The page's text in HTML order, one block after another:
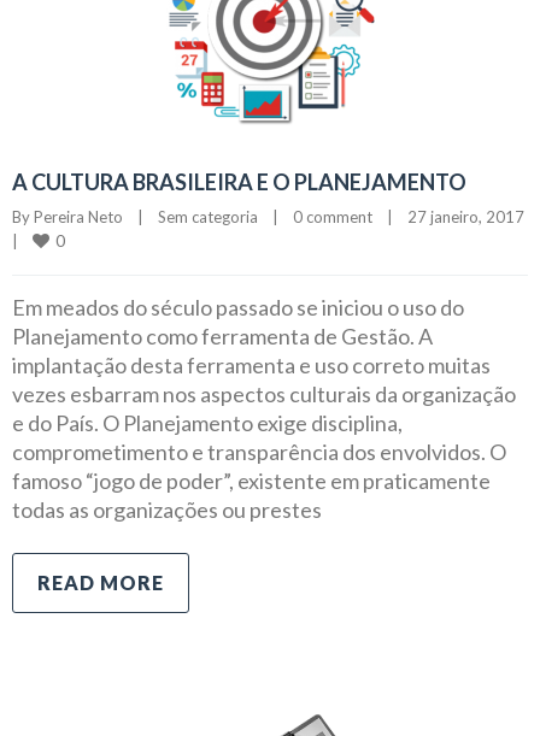
A CULTURA BRASILEIRA E O PLANEJAMENTO
By Pereira Neto | Sem categoria | 0 comment |
|
0
Em meados do século passado se iniciou o uso do
Planejamento como ferramenta de Gestão. A
implantação desta ferramenta e uso correto muitas
vezes esbarram nos aspectos culturais da organização
e do País. O Planejamento exige disciplina,
comprometimento e transparência dos envolvidos. O
famoso “jogo de poder”, existente em praticamente
todas as organizações ou prestes
READ MORE